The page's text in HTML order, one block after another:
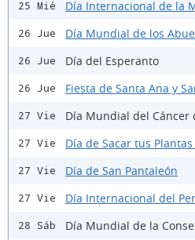
25 Mié Día Internacional de la
26 Jue Día Mundial de los
26 Jue Día del Esperanto
26 Jue Fiesta de Santa Ana y
27 Vie Día Mundial del Cáncer
27 Vie Día de Sacar tus
27 Vie Día de San Pantaleón
27 Vie Día Internacional del
28 Sáb Día Mundial de la